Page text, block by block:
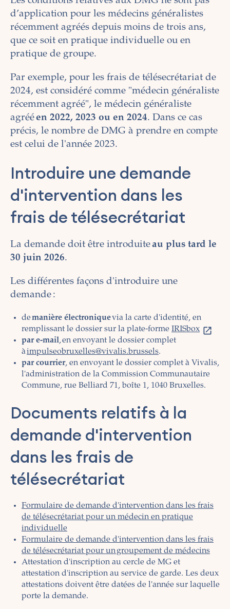
d’application pour les médecins généralistes
récemment agréés depuis moins de trois ans,
que ce soit en pratique individuelle ou en
pratique de groupe.
Par exemple, pour les frais de télésecrétariat de
2024, est considéré comme "médecin généraliste
récemment agréé", le médecin généraliste
agrééen 2022, 2023 ou en 2024. Dans ce cas
précis, le nombre de DMG à prendre en compte
est celui de l'année 2023.
Introduire une demande
d'intervention dans les
frais de télésecrétariat
La demande doit être introduiteau plus tard le
30 juin 2026.
Les différentes façons d'introduire une
demande :
demanière électroniquevia la carte d'identité, en
remplissant le dossier sur la plate-forme IRISbox
par e-mail, en envoyant le dossier complet
àimpulseobruxelles@vivalis.brussels.
par courrier, en envoyant le dossier complet à Vivalis,
l'administration de la Commission Communautaire
Commune, rue Belliard 71, boîte 1, 1040 Bruxelles.
Documents relatifs à la
demande d'intervention
dans les frais de
télésecrétariat
Formulaire de demande d'intervention dans les frais
de télésecrétariat pour un médecin en pratique
individuelle
Formulaire de demande d'intervention dans les frais
de télésecrétariat pour un groupement de médecins
Attestation d'inscription au cercle de MG et
attestation d'inscription au service de garde. Les deux
attestations doivent être datées de l'année sur laquelle
porte la demande.